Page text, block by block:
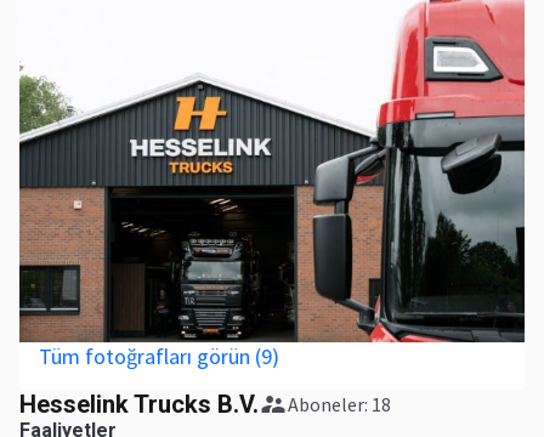
Hesselink Trucks B.V. Aboneler: 18
Faaliyetler
Tüm fotoğrafları görün (9)